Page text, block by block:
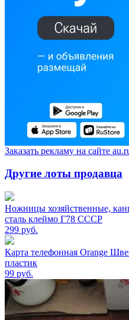
Заказать рекламу на сайте
Другие лоты продавца
Ножницы хозяйственные,
сталь клеймо Г78 СССР
299 руб.
Карта телефонная Orange
пластик
99 руб.